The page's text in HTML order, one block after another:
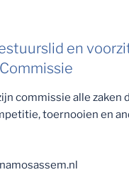
en
commissie alle zaken
toernooien en